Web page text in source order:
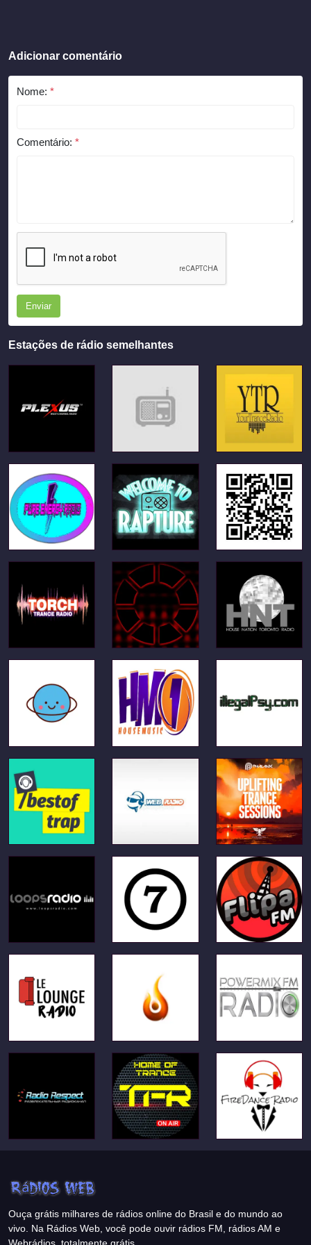
Adicionar comentário
Nome: *
Comentário: *
Enviar
Estações de rádio semelhantes
Ouça grátis milhares de rádios online do Brasil e do mundo ao
vivo. Na Rádios Web, você pode ouvir rádios FM, rádios AM e